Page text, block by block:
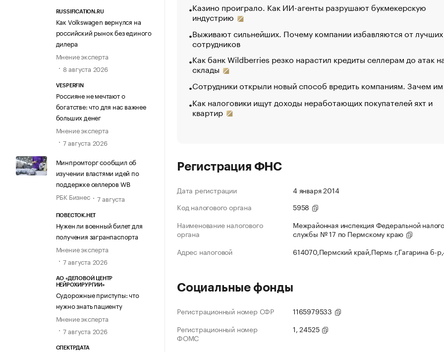
RUSSIFICATION.RU
Как Volkswagen вернулся на
российский рынок без единого
дилера
Мнение эксперта
8 августа 2026
VESPERFIN
Россияне не мечтают о
богатстве: что для нас важнее
больших денег
Мнение эксперта
7 августа 2026
Минпромторг сообщил об
изучении властями идей по
поддержке селлеров WB
РБК Бизнес
7 августа
ПОВЕСТОК.НЕТ
Нужен ли военный билет для
получения загранпаспорта
Мнение эксперта
7 августа 2026
АО «ДЕЛОВОЙ ЦЕНТР
НЕЙРОХИРУРГИИ»
Судорожные приступы: что
нужно знать пациенту
Мнение эксперта
7 августа 2026
СПЕКТРДАТА
Казино проиграло. Как ИИ-агенты разрушают букмекерскую
индустрию
Выживают сильнейших. Почему компании избавляются от лучших
сотрудников
Как банк Wildberries резко нарастил кредиты селлерам до атак
склады
Сотрудники открыли новый способ вредить компаниям. Зачем
Как налоговики ищут доходы неработающих покупателей яхт и
квартир
Регистрация ФНС
Дата регистрации
4 января 2014
Код налогового органа
5958
Наименование налогового
органа
Межрайонная инспекция Федеральной
службы № 17 по Пермскому краю
Адрес налоговой
614070,Пермский край,Пермь г,Гагарина б-
Социальные фонды
Регистрационный номер СФР
1165979533
Регистрационный номер
ФОМС
1, 24525